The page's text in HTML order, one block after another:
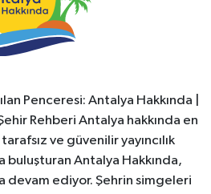
Penceresi: Antalya Hakkında |
Rehberi Antalya hakkında en
ve güvenilir yayıncılık
buluşturan Antalya Hakkında,
devam ediyor. Şehrin simgeleri